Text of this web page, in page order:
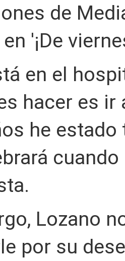
de
'¡De
en el
hacer es ir
he estado
Lozano
por su